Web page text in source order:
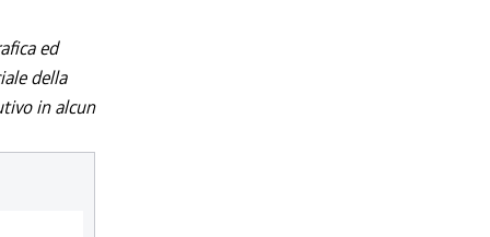
ed
della
in alcun